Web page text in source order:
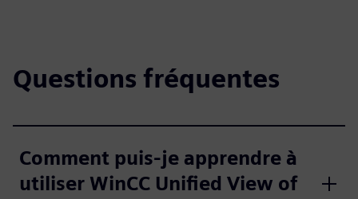
Questions fréquentes
Comment puis-je apprendre à
utiliser WinCC Unified View of